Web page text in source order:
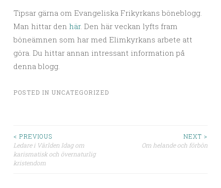
Tipsar gärna om Evangeliska Frikyrkans böneblogg.
Man hittar den här. Den här veckan lyfts fram
böneämnen som har med Elimkyrkans arbete att
göra. Du hittar annan intressant information på
denna blogg.
POSTED IN UNCATEGORIZED
Post navigation
< PREVIOUS
Ledare i Världen Idag om
karismatisk och övernaturlig
kristendom
NEXT >
Om helande och förbön